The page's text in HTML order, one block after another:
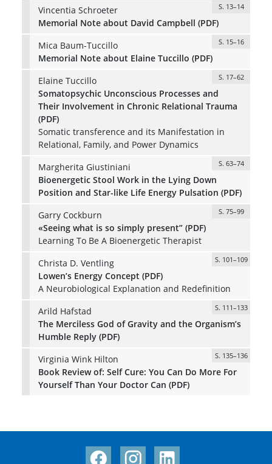
Vincentia Schroeter
S. 13–14
Memorial Note about David Campbell (PDF)
Mica Baum-Tuccillo
S. 15–16
Memorial Note about Elaine Tuccillo (PDF)
Elaine Tuccillo
S. 17–62
Somatopsychic Unconscious Processes and
Their Involvement in Chronic Relational Trauma
(PDF)
Somatic transference and its Manifestation in
Relational, Family, and Power Dynamics
Margherita Giustiniani
S. 63–74
Bioenergetic Stool Work in the Lying Down
Position and Star-like Life Energy Pulsation (PDF)
Garry Cockburn
S. 75–99
«Seeing what is so simply present” (PDF)
Learning To Be A Bioenergetic Therapist
Christa D. Ventling
S. 101–109
Lowen’s Energy Concept (PDF)
A Neurobiological Explanation and Redefinition
Arild Hafstad
S. 111–133
The Merciless God of Gravity and the Organism’s
Humble Reply (PDF)
Virginia Wink Hilton
S. 135–136
Book Review of: Self Cure: You Can Do More For
Yourself Than Your Doctor Can (PDF)